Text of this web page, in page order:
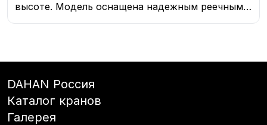
высоте. Модель оснащена надежным реечным
приводом со скоростью подъема до 6 м/мин,
обслуживания высотных зданий.
DAHAN Россия
Каталог кранов
Галерея